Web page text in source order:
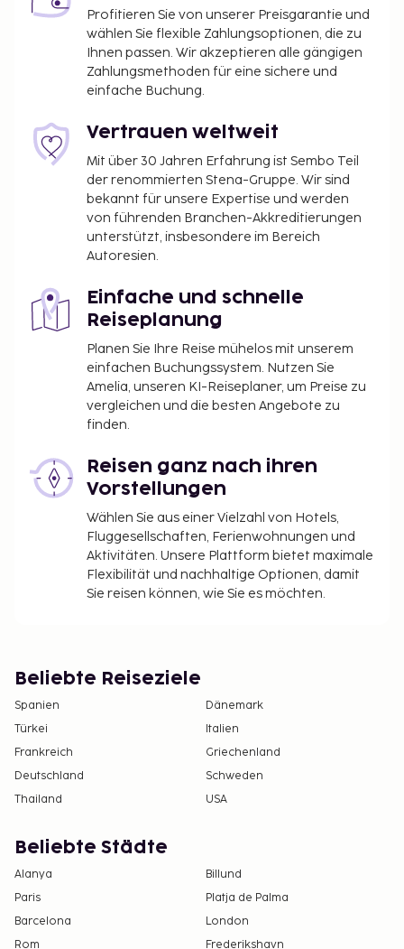
Profitieren Sie von unserer Preisgarantie und
wählen Sie flexible Zahlungsoptionen, die zu
Ihnen passen. Wir akzeptieren alle gängigen
Zahlungsmethoden für eine sichere und
einfache Buchung.
Vertrauen weltweit
Mit über 30 Jahren Erfahrung ist Sembo Teil
der renommierten Stena-Gruppe. Wir sind
bekannt für unsere Expertise und werden
von führenden Branchen-Akkreditierungen
unterstützt, insbesondere im Bereich
Autoresien.
Einfache und schnelle
Reiseplanung
Planen Sie Ihre Reise mühelos mit unserem
einfachen Buchungssystem. Nutzen Sie
Amelia, unseren KI-Reiseplaner, um Preise zu
vergleichen und die besten Angebote zu
finden.
Reisen ganz nach ihren
Vorstellungen
Wählen Sie aus einer Vielzahl von Hotels,
Fluggesellschaften, Ferienwohnungen und
Aktivitäten. Unsere Plattform bietet maximale
Flexibilität und nachhaltige Optionen, damit
Sie reisen können, wie Sie es möchten.
Beliebte Reiseziele
Spanien
Dänemark
Türkei
Italien
Frankreich
Griechenland
Deutschland
Schweden
Thailand
USA
Beliebte Städte
Alanya
Billund
Paris
Platja de Palma
Barcelona
London
Rom
Frederikshavn